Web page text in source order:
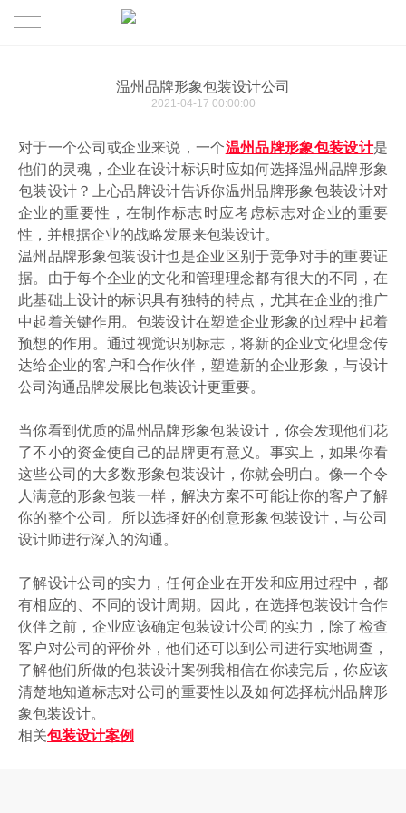
温州品牌形象包装设计公司
2021-04-17 00:00:00
对于一个公司或企业来说，一个温州品牌形象包装设计是
他们的灵魂，企业在设计标识时应如何选择温州品牌形象
包装设计？上心品牌设计告诉你温州品牌形象包装设计对
企业的重要性，在制作标志时应考虑标志对企业的重要
性，并根据企业的战略发展来包装设计。
温州品牌形象包装设计也是企业区别于竞争对手的重要证
据。由于每个企业的文化和管理理念都有很大的不同，在
此基础上设计的标识具有独特的特点，尤其在企业的推广
中起着关键作用。包装设计在塑造企业形象的过程中起着
预想的作用。通过视觉识别标志，将新的企业文化理念传
达给企业的客户和合作伙伴，塑造新的企业形象，与设计
公司沟通品牌发展比包装设计更重要。
当你看到优质的温州品牌形象包装设计，你会发现他们花
了不小的资金使自己的品牌更有意义。事实上，如果你看
这些公司的大多数形象包装设计，你就会明白。像一个令
人满意的形象包装一样，解决方案不可能让你的客户了解
你的整个公司。所以选择好的创意形象包装设计，与公司
设计师进行深入的沟通。
了解设计公司的实力，任何企业在开发和应用过程中，都
有相应的、不同的设计周期。因此，在选择包装设计合作
伙伴之前，企业应该确定包装设计公司的实力，除了检查
客户对公司的评价外，他们还可以到公司进行实地调查，
了解他们所做的包装设计案例我相信在你读完后，你应该
清楚地知道标志对公司的重要性以及如何选择杭州品牌形
象包装设计。
相关包装设计案例
关于
关于我们
精英团队
最新观点
核心业务
联系我们
合作伙伴